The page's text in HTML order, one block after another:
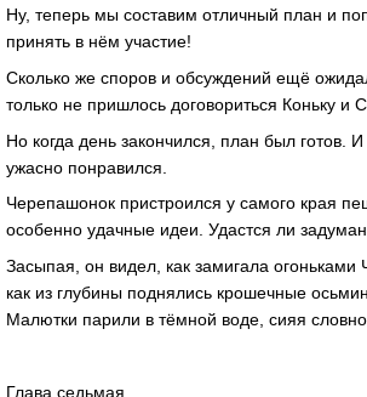
Ну, теперь мы составим отличный план и
принять в нём участие!
Сколько же споров и обсуждений ещё
только не пришлось договориться Коньку и
Но когда день закончился, план был готов.
ужасно понравился.
Черепашонок пристроился у самого края
особенно удачные идеи. Удастся ли
Засыпая, он видел, как замигала
как из глубины поднялись крошечные
Малютки парили в тёмной воде, сияя словно
Глава седьмая